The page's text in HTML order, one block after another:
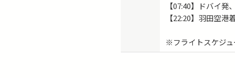
【07:40】ドバイ
【22:20】羽田空港
※フライトスケジュ